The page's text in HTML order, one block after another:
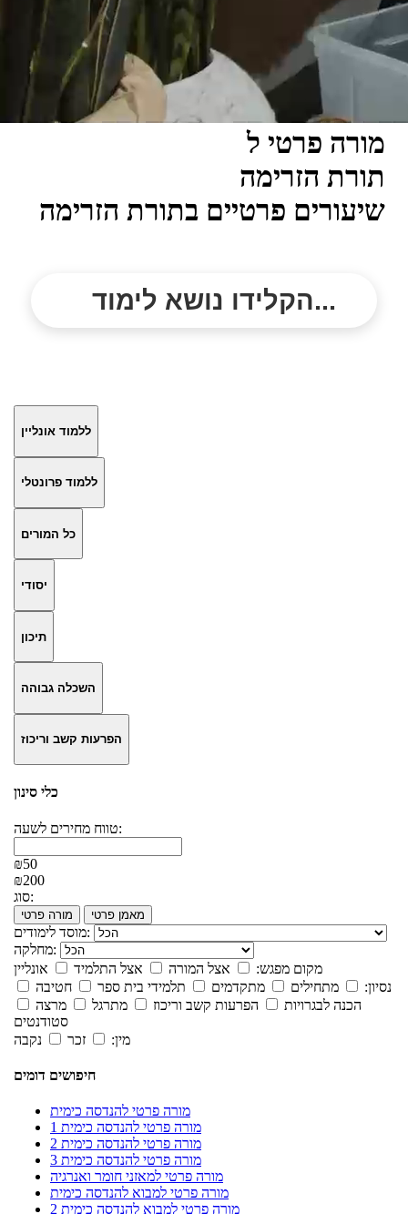
מורה פרטי ל
תורת הזרימה
שיעורים פרטיים בתורת הזרימה
הקלידו נושא לימוד...
ללמוד אונליין
ללמוד פרונטלי
כל המורים
יסודי
תיכון
השכלה גבוהה
הפרעות קשב וריכוז
כלי סינון
טווח מחירים לשעה:
₪50
₪200
סוג:
מורה פרטי מאמן פרטי
מוסד לימודים:
מחלקה:
מקום מפגש:
אצל המורה אצל התלמיד
אונליין
נסיון:
מתחילים מתקדמים תלמידי בית ספר
חטיבה
הכנה לבגרויות
הפרעות קשב וריכוז מתרגל
מרצה
סטודנטים
מין:
זכר נקבה
חיפושים דומים
מורה פרטי להנדסה כימית
מורה פרטי להנדסה כימית 1
מורה פרטי להנדסה כימית 2
מורה פרטי להנדסה כימית 3
מורה פרטי למאזני חומר ואנרגיה
מורה פרטי למבוא להנדסה כימית
מורה פרטי למבוא להנדסה כימית 2